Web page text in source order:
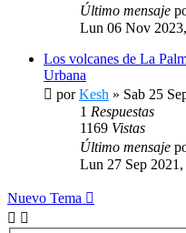
Último mensaje
Lun 06 Nov
Los volcanes de La
Urbana
porKesh » Sab 25
1 Respuestas
1169 Vistas
Último mensaje
Lun 27 Sep
Nuevo Tema